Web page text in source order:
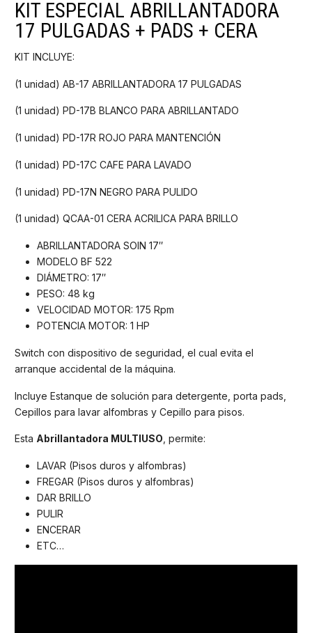
KIT ESPECIAL ABRILLANTADORA
17 PULGADAS + PADS + CERA
KIT INCLUYE:
(1 unidad) AB-17 ABRILLANTADORA 17 PULGADAS
(1 unidad) PD-17B BLANCO PARA ABRILLANTADO
(1 unidad) PD-17R ROJO PARA MANTENCIÓN
(1 unidad) PD-17C CAFE PARA LAVADO
(1 unidad) PD-17N NEGRO PARA PULIDO
(1 unidad) QCAA-01 CERA ACRILICA PARA BRILLO
ABRILLANTADORA SOIN 17″
MODELO BF 522
DIÁMETRO: 17″
PESO: 48 kg
VELOCIDAD MOTOR: 175 Rpm
POTENCIA MOTOR: 1 HP
Switch con dispositivo de seguridad, el cual evita el
arranque accidental de la máquina.
Incluye Estanque de solución para detergente, porta pads,
Cepillos para lavar alfombras y Cepillo para pisos.
Esta Abrillantadora MULTIUSO, permite:
LAVAR (Pisos duros y alfombras)
FREGAR (Pisos duros y alfombras)
DAR BRILLO
PULIR
ENCERAR
ETC…